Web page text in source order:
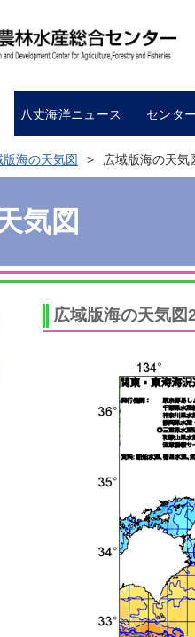
八丈海洋ニュース センタ
版海の天気図 広域版海の天気
気図
広域版海の天気図